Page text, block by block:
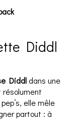
Diddl
Diddl dans une
résolument
elle mêle
partout : à